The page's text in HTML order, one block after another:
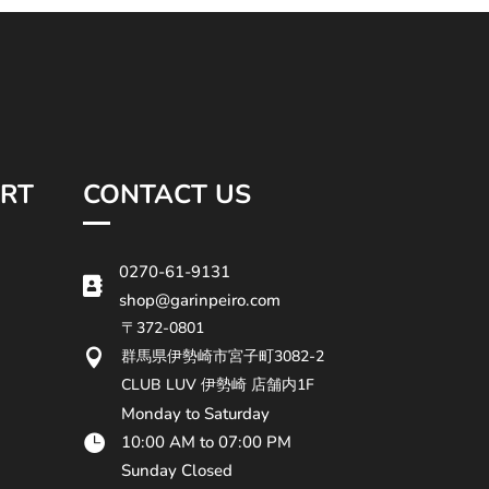
CONTACT US

0270-61-9131
shop@garinpeiro.com

〒372-0801
群馬県伊勢崎市宮子町3082-2
CLUB LUV 伊勢崎 店舗内1F

Monday to Saturday
10:00 AM to 07:00 PM
Sunday Closed